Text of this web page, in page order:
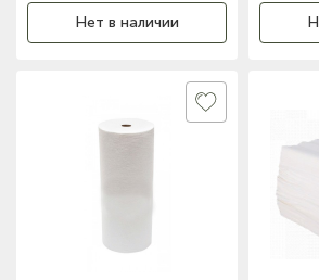
Нет в наличии